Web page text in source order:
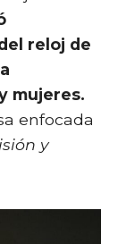
reloj de
mujeres.
enfocada
y